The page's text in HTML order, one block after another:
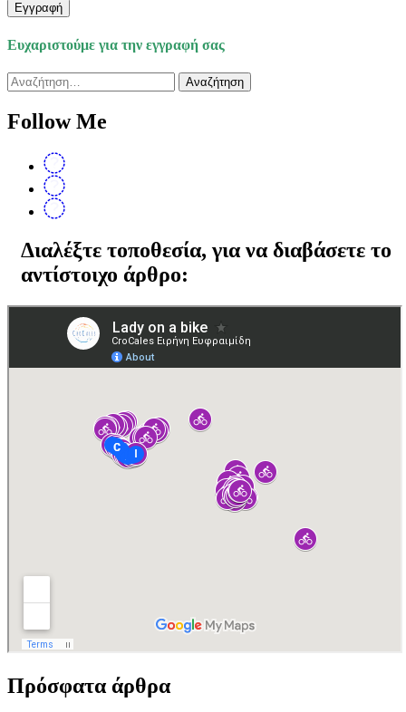
Εγγραφή
Ευχαριστούμε για την εγγραφή σας
Αναζήτηση
για:
Follow Me
Διαλέξτε τοποθεσία, για να διαβάσετε το
αντίστοιχο άρθρο:
Πρόσφατα άρθρα